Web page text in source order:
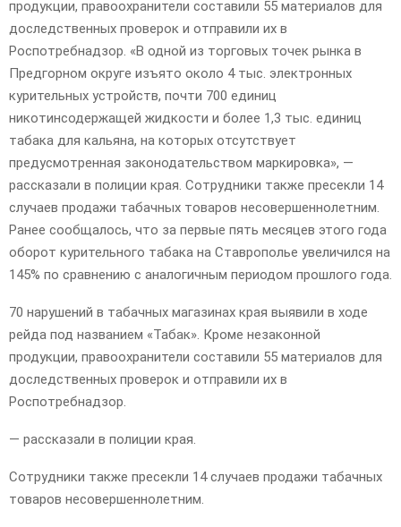
продукции, правоохранители составили 55 материалов для
доследственных проверок и отправили их в
Роспотребнадзор. «В одной из торговых точек рынка в
Предгорном округе изъято около 4 тыс. электронных
курительных устройств, почти 700 единиц
никотинсодержащей жидкости и более 1,3 тыс. единиц
табака для кальяна, на которых отсутствует
предусмотренная законодательством маркировка», —
рассказали в полиции края. Сотрудники также пресекли 14
случаев продажи табачных товаров несовершеннолетним.
Ранее сообщалось, что за первые пять месяцев этого года
оборот курительного табака на Ставрополье увеличился на
145% по сравнению с аналогичным периодом прошлого года.
70 нарушений в табачных магазинах края выявили в ходе
рейда под названием «Табак». Кроме незаконной
продукции, правоохранители составили 55 материалов для
доследственных проверок и отправили их в
Роспотребнадзор.
— рассказали в полиции края.
Сотрудники также пресекли 14 случаев продажи табачных
товаров несовершеннолетним.